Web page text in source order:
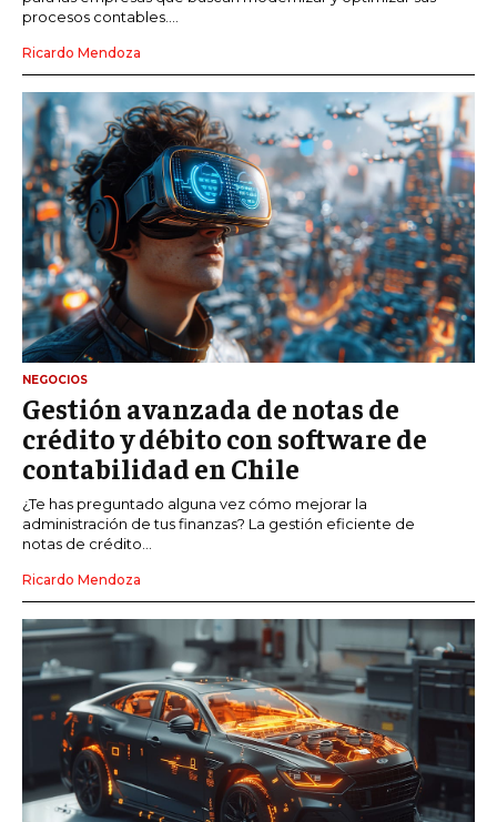
procesos contables....
Ricardo Mendoza
NEGOCIOS
Gestión avanzada de notas de
crédito y débito con software de
contabilidad en Chile
¿Te has preguntado alguna vez cómo mejorar la
administración de tus finanzas? La gestión eficiente de
notas de crédito...
Ricardo Mendoza